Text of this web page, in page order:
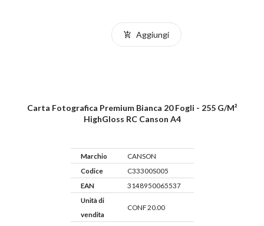
Aggiungi
Carta Fotografica Premium Bianca 20 Fogli - 255 G/m²
HighGloss RC Canson A4
Marchio
CANSON
Codice
C33300S005
EAN
3148950065537
Unità di
vendita
CONF 20.00